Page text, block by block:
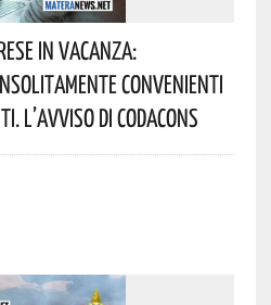
In Vacanza:
Convenienti
L’avviso Di Codacons